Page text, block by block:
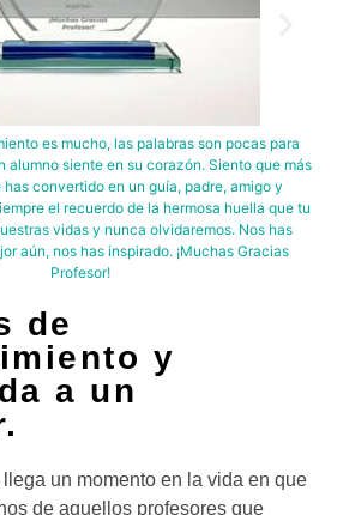
es mucho, las palabras son pocas para
alumno siente en su corazón. Siento que más
has convertido en un guía, padre, amigo y
el recuerdo de la hermosa huella que tu
vidas y nunca olvidaremos. Nos has
aún, nos has inspirado. ¡Muchas Gracias
Profesor!
de
y
a un
un momento en la vida en que
de aquellos profesores que